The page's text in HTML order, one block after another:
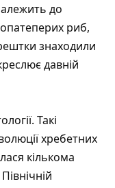
до
риб,
знаходили
давній
Такі
хребетних
кількома